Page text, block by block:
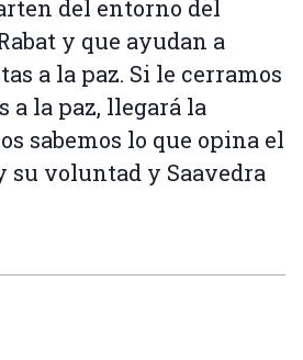
del entorno del
y que ayudan a
a la paz. Si le cerramos
a la paz, llegará la
sabemos lo que opina el
su voluntad y Saavedra